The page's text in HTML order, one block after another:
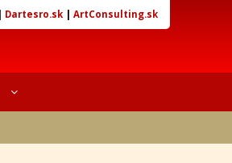
Dartesro.sk| ArtConsulting.sk